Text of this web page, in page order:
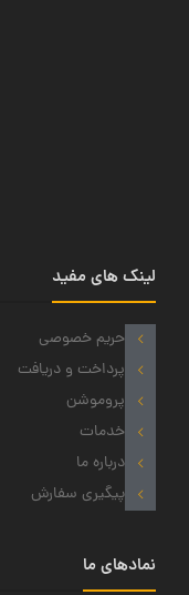
لینک های مفید
حریم خصوصی
پرداخت و دریافت
پروموشن
خدمات
درباره ما
پیگیری سفارش
نمادهای ما